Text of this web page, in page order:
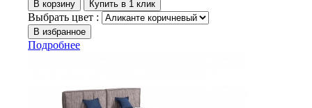
Выбрать цвет :
Подробнее